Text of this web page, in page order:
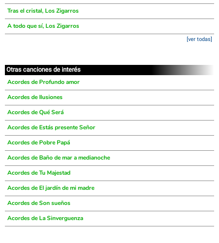
Tras el cristal, Los Zigarros
A todo que sí, Los Zigarros
[ver todas]
Otras canciones de interés
Acordes de Profundo amor
Acordes de Ilusiones
Acordes de Qué Será
Acordes de Estás presente Señor
Acordes de Pobre Papá
Acordes de Baño de mar a medianoche
Acordes de Tu Majestad
Acordes de El jardín de mi madre
Acordes de Son sueños
Acordes de La Sinverguenza